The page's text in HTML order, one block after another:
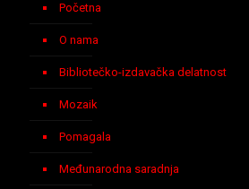
Početna
O nama
Bibliotečko-izdavačka delatnost
Mozaik
Pomagala
Međunarodna saradnja